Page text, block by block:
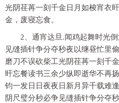
光阴荏苒一刻千金日月如梭宵衣
金，废寝忘食。
2、通宵达旦.闻鸡起舞时光
见缝插针争分夺秒夜以继昼忙里
磨刀不误砍柴工光阴荏苒一刻千
旰忘餐读书三余少纵即逝华不再
钧一发日日夜夜日新月异千载难
阴尺璧分秒必争见缝插针争分夺